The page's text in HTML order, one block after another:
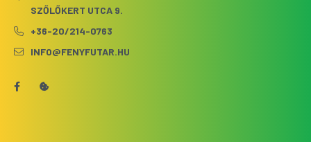
SZŐLŐKERT UTCA 9.
+36-20/214-0763
INFO@FENYFUTAR.HU